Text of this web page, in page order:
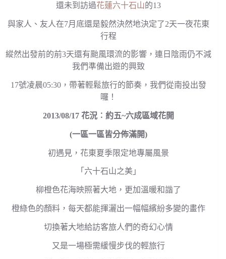
還未到訪過花蓮六十石山的13
與家人、友人在7月底還是毅然決然地決定了2天一夜花東
行程
縱然出發前的前3天還有颱風環流的影響，連日陰雨仍不減
我們準備出遊的興致
17號凌晨05:30，帶著輕鬆旅行的節奏，我們從南投出發
囉！
2013/08/17 花況︰約五~六成區域花開
(一區一區皆分佈滿開)
初遇見，花東夏季限定地專屬風景
「六十石山之美」
柳橙色花海映照著大地，更加溫暖和諧了
橙綠色的顏料，每天都能揮灑出一幅幅繽紛多變的畫作
切換著大地給訪客旅人們的奇幻心情
又是一場極需緩慢步伐的輕旅行